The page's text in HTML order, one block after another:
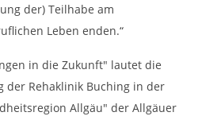
der) Teilhabe am
Leben enden.“
in die Zukunft" lautet die
der Rehaklinik Buching in der
Allgäu" der Allgäuer